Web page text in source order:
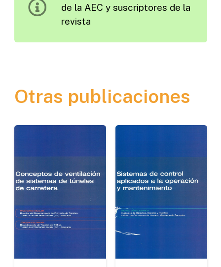
Vial.
de la AEC y suscriptores de la
revista
Otras publicaciones